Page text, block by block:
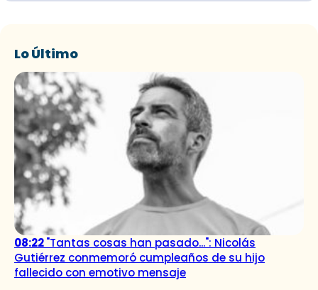
Lo Último
08:22"Tantas cosas han pasado...": Nicolás
Gutiérrez conmemoró cumpleaños de su hijo
fallecido con emotivo mensaje